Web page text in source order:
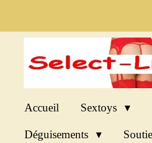
au
contenu
Accueil Sextoys
Déguisements